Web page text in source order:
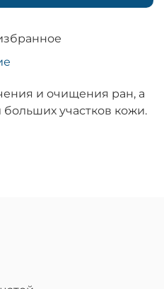
и очищения ран, а
участков кожи.